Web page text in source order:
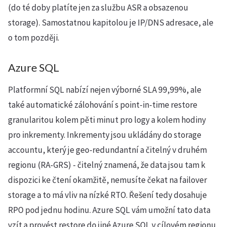
(do té doby platíte jen za službu ASR a obsazenou
storage). Samostatnou kapitolou je IP/DNS adresace, ale
o tom později.
Azure SQL
Platformní SQL nabízí nejen výborné SLA 99,99%, ale
také automatické zálohování s point-in-time restore
granularitou kolem pěti minut pro logy a kolem hodiny
pro inkrementy. Inkrementy jsou ukládány do storage
accountu, který je geo-redundantní a čitelný v druhém
regionu (RA-GRS) - čitelný znamená, že data jsou tam k
dispozici ke čtení okamžitě, nemusíte čekat na failover
storage a to má vliv na nízké RTO. Řešení tedy dosahuje
RPO pod jednu hodinu. Azure SQL vám umožní tato data